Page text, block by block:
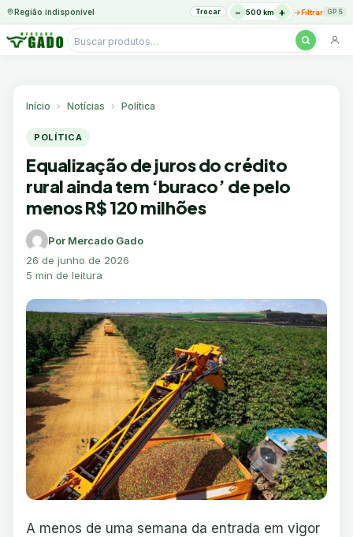
Região indisponível Trocar − 500 km + →Filtrar GPS
Pesquisar
Início Notícias Política
POLÍTICA
Equalização de juros do crédito
rural ainda tem ‘buraco’ de pelo
menos R$ 120 milhões
Por Mercado Gado
26 de junho de 2026
5 min de leitura
A menos de uma semana da entrada em vigor